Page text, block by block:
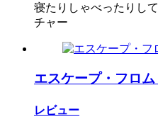
寝たりしゃべったりし
チャー
エスケープ・フロム
レビュー